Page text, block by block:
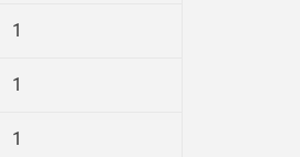
1
1
1